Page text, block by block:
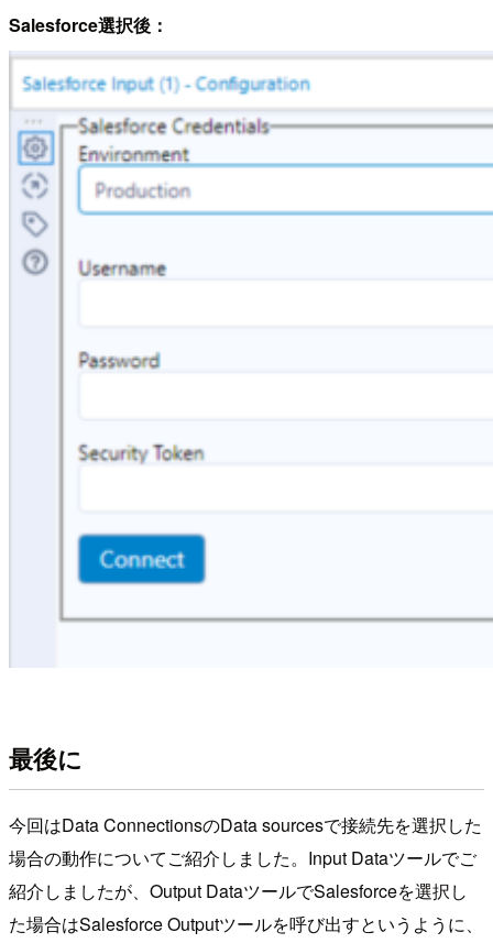
Salesforce選択後：
最後に
今回はData ConnectionsのData sourcesで接続先を選択した
場合の動作についてご紹介しました。Input Dataツールでご
紹介しましたが、Output DataツールでSalesforceを選択し
た場合はSalesforce Outputツールを呼び出すというように、